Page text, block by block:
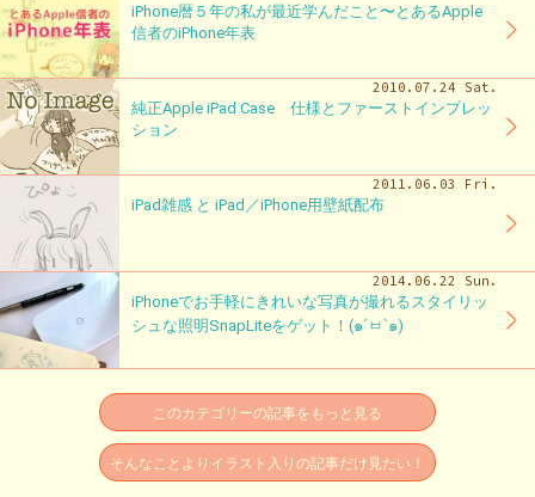
iPhone暦５年の私が最近学んだこと〜とあるApple
信者のiPhone年表
2010.07.24 Sat.
純正Apple iPad Case 仕様とファーストインプレッ
ション
2011.06.03 Fri.
iPad雑感 と iPad／iPhone用壁紙配布
2014.06.22 Sun.
iPhoneでお手軽にきれいな写真が撮れるスタイリッ
シュな照明SnapLiteをゲット！(๑´ㅂ`๑)
このカテゴリーの記事をもっと見る
そんなことよりイラスト入りの記事だけ見たい！